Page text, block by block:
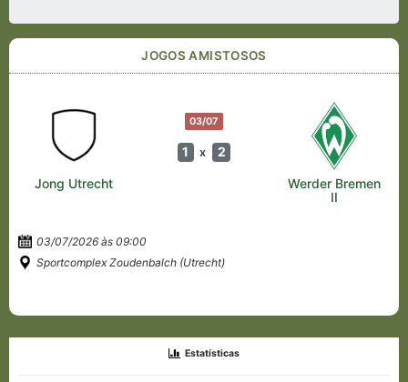
JOGOS AMISTOSOS
03/07
1 x 2
Jong Utrecht
Werder Bremen
II
03/07/2026 às 09:00
Sportcomplex Zoudenbalch (Utrecht)
Estatísticas